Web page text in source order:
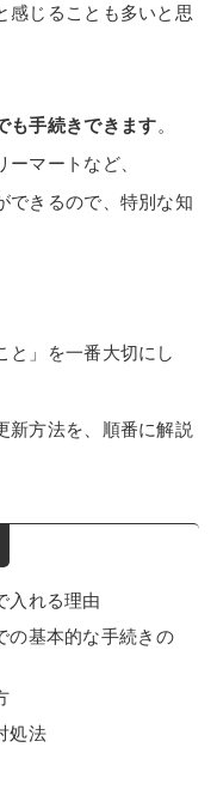
感じることも多いと思
も手続きできます。
マートなど、
できるので、特別な知
と」を一番大切にし
新方法を、順番に解説
入れる理由
の基本的な手続きの
処法